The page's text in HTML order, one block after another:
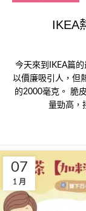
IKEA
今天來到IKEA篇
以價廉吸引人，但
的2000毫克。 脆
量勁高，
07
1 月